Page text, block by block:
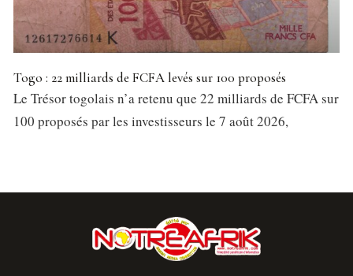
Togo : 22 milliards de FCFA levés sur 100 proposés
Le Trésor togolais n’a retenu que 22 milliards de FCFA sur
100 proposés par les investisseurs le 7 août 2026,